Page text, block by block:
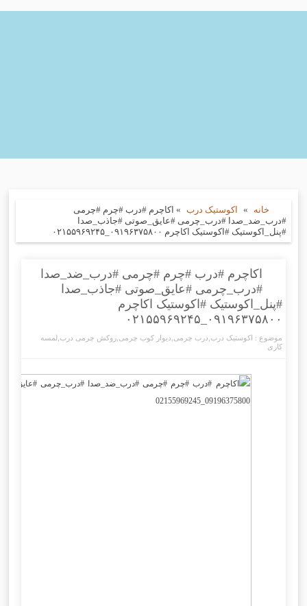
خانه » اکوستیک درب » اکاچرم #درب #چرم #چرمی
#درب_ضد_صدا #درب_چرمی #عایق_صوتی #جاذب_صدا
#پنل_اکوستیک #اکوستیک اکاچرم ۰۹۱۹۶۳۷۵۸۰۰_۰۲۱۵۵۹۶۹۲۴۵
اکاچرم #درب #چرم #چرمی #درب_ضد_صدا
#درب_چرمی #عایق_صوتی #جاذب_صدا
#پنل_اکوستیک #اکوستیک اکاچرم
۰۹۱۹۶۳۷۵۸۰۰_۰۲۱۵۵۹۶۹۲۴۵
موضوع : اکوستیک درب درب چرمی دیوار کوب چرمی ,روکش چرمی درب لمسه
کاری